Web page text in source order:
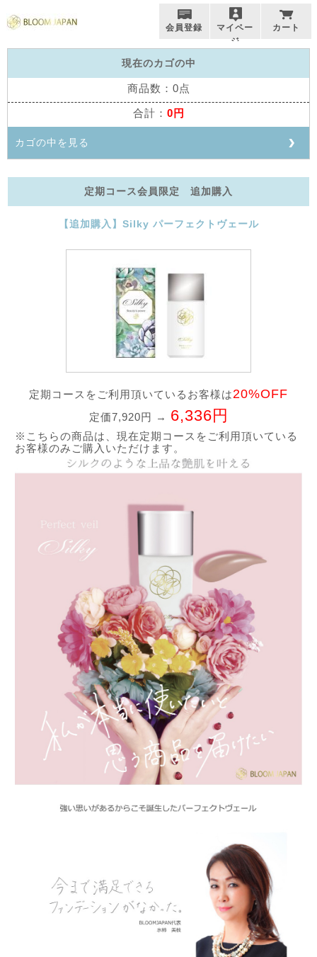
会員登録
マイペー
ジ
カート
現在のカゴの中
商品数：0点
合計： 0円
カゴの中を見る
定期コース会員限定 追加購入
【追加購入】Silky パーフェクトヴェール
定期コースをご利用頂いているお客様は20%OFF
定価7,920円 → 6,336円
※こちらの商品は、現在定期コースをご利用頂いている
お客様のみご購入いただけます。